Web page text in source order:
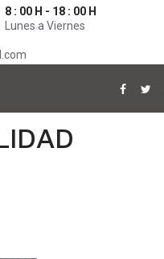
8 : 00 H - 18 : 00 H
Lunes a Viernes